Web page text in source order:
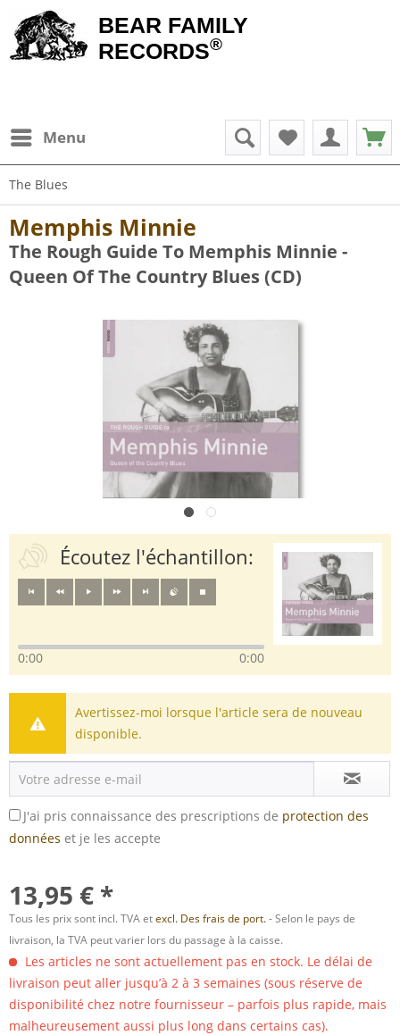
BEAR FAMILY
RECORDS®
Menu
The Blues
Memphis Minnie
The Rough Guide To Memphis Minnie -
Queen Of The Country Blues (CD)
Écoutez l'échantillon:
0:00 0:00
Avertissez-moi lorsque l'article sera de nouveau
disponible.
J'ai pris connaissance des prescriptions de protection des
données et je les accepte
13,95 € *
Tous les prix sont incl. TVA etexcl. Des frais de port.- Selon le pays de
livraison, la TVA peut varier lors du passage à la caisse.
Les articles ne sont actuellement pas en stock. Le délai de
livraison peut aller jusqu’à 2 à 3 semaines (sous réserve de
disponibilité chez notre fournisseur – parfois plus rapide, mais
malheureusement aussi plus long dans certains cas).